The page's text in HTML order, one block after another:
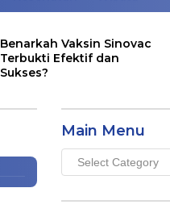
Benarkah Vaksin Sinovac
Terbukti Efektif dan
Sukses?
Main Menu
Main
Menu